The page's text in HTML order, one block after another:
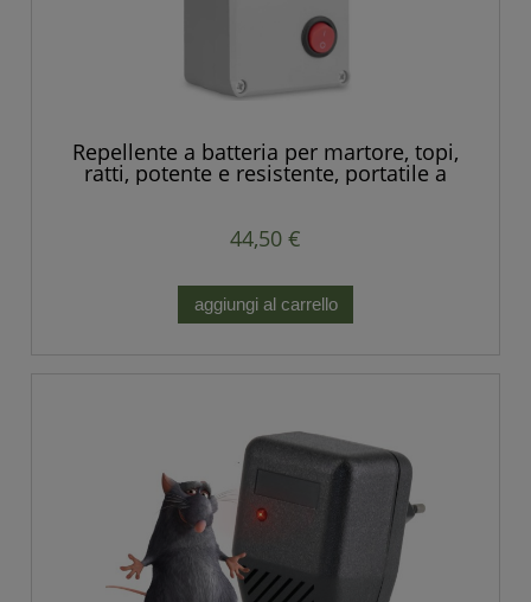
Repellente a batteria per martore, topi,
ratti, potente e resistente, portatile a
44,50 €
aggiungi al carrello